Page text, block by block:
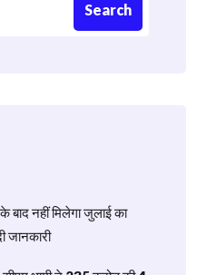
Search
बाद नहीं मिलेगा जुलाई का
जानकारी